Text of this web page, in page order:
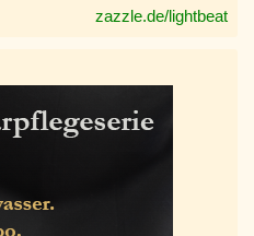
zazzle.de/lightbeat